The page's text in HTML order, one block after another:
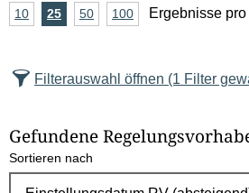
zurück
vor
A
z
l
E
10Ergebnisse
25Ergebnisse
50Ergebnisse
100Ergebnisse
Ergebnisse
Filterauswahl öffnen (1 Filter
Gefundene
Sortieren nach